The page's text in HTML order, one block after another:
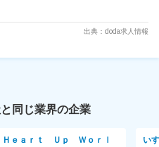
：営業15名、整備士10名、他管
市湖山町2店舗/各店人員10名（内
名、整備士3名、他管理、アシス
社の定める業務
出典：doda求人情報
同じ業界の企業
Ｈｅａｒｔ Ｕｐ Ｗｏｒｌ
い